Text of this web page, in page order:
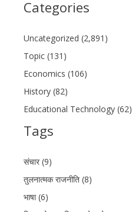
Categories
Uncategorized (2,891)
Topic (131)
Economics (106)
History (82)
Educational Technology (62)
Tags
संचार (9)
तुलनात्मक राजनीति (8)
भाषा (6)